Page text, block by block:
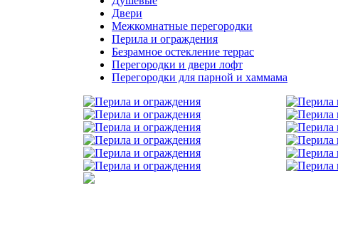
Двери
Межкомнатные перегородки
Перила и ограждения
Безрамное остекление террас
Перегородки и двери лофт
Перегородки для парной и хаммама